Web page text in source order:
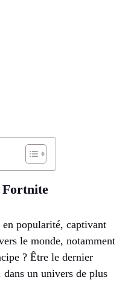
Fortnite
en popularité, captivant
le monde, notamment
? Être le dernier
un univers de plus